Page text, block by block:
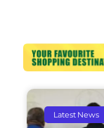
Latest News